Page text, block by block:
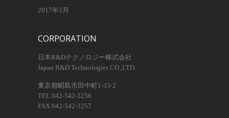
2017年3月
CORPORATION
日本R&Dテクノロジー株式会社
Japan R&D Technologies CO.,LTD.
東京都昭島市田中町1-33-2
TEL 042-542-3256
FAX 042-542-3257